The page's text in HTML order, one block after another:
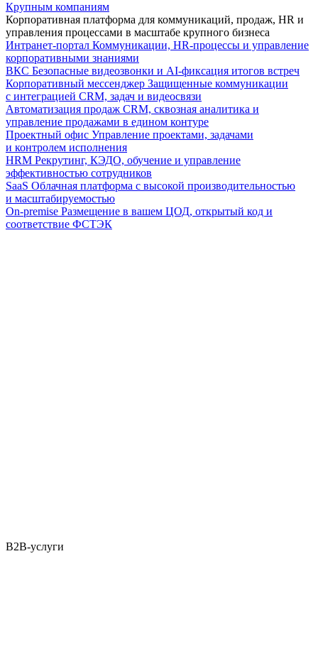
Крупным компаниям
Корпоративная платформа для коммуникаций, продаж, HR и
управления процессами в масштабе крупного бизнеса
Интранет-портал Коммуникации, HR-процессы и управление
корпоративными знаниями
ВКС Безопасные видеозвонки и AI-фиксация итогов встреч
Корпоративный мессенджер Защищенные коммуникации
с интеграцией CRM, задач и видеосвязи
Автоматизация продаж CRM, сквозная аналитика и
управление продажами в едином контуре
Проектный офис Управление проектами, задачами
и контролем исполнения
HRM Рекрутинг, КЭДО, обучение и управление
эффективностью сотрудников
SaaS Облачная платформа с высокой производительностью
и масштабируемостью
On-premise Размещение в вашем ЦОД, открытый код и
соответствие ФСТЭК
B2B-услуги